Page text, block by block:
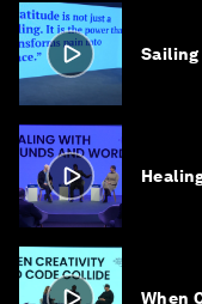
When